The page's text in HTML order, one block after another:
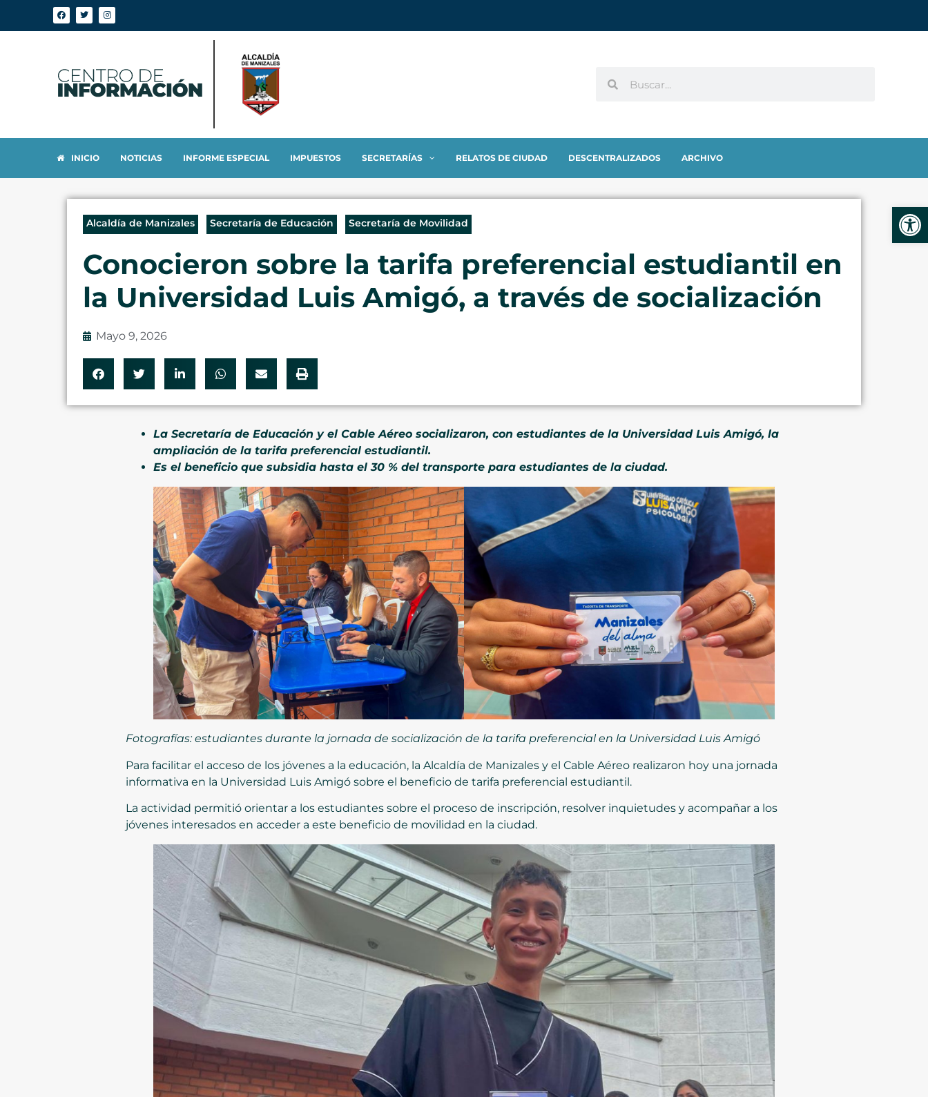
INICIO NOTICIAS INFORME ESPECIAL IMPUESTOS SECRETARÍAS RELATOS DE CIUDAD DESCENTRALIZADOS ARCHIVO
Alcaldía de Manizales Secretaría de Educación Secretaría de Movilidad
Conocieron sobre la tarifa preferencial estudiantil en
la Universidad Luis Amigó, a través de socialización
Mayo 9, 2026
La Secretaría de Educación y el Cable Aéreo socializaron, con estudiantes de la Universidad Luis Amigó, la
ampliación de la tarifa preferencial estudiantil.
Es el beneficio que subsidia hasta el 30 % del transporte para estudiantes de la ciudad.
Fotografías: estudiantes durante la jornada de socialización de la tarifa preferencial en la Universidad Luis Amigó
Para facilitar el acceso de los jóvenes a la educación, la Alcaldía de Manizales y el Cable Aéreo realizaron hoy una jornada
informativa en la Universidad Luis Amigó sobre el beneficio de tarifa preferencial estudiantil.
La actividad permitió orientar a los estudiantes sobre el proceso de inscripción, resolver inquietudes y acompañar a los
jóvenes interesados en acceder a este beneficio de movilidad en la ciudad.